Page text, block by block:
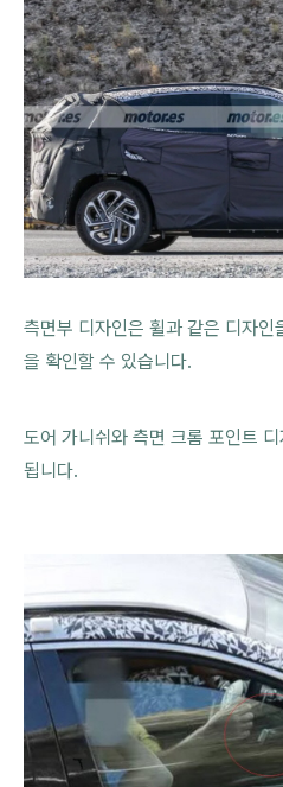
측면부 디자인은 휠과 같은 디자인
을 확인할 수 있습니다.
도어 가니쉬와 측면 크롬 포인트
됩니다.